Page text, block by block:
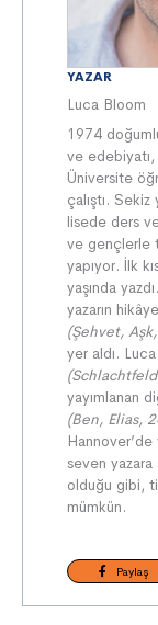
YAZAR
Luca Bloom
1974
ve
Üniversite
çalıştı. Sekiz
lisede ders
ve gençlerle
yapıyor. İlk
yaşında
yazarın
(Şehvet,
yer aldı.
yayımlanan
(Ben, Elias,
seven
olduğu gibi,
mümkün.
Paylaş